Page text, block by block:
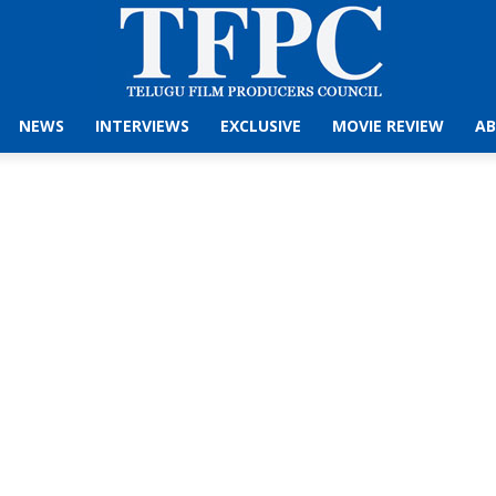
NEWS INTERVIEWS EXCLUSIVE MOVIE REVIEW